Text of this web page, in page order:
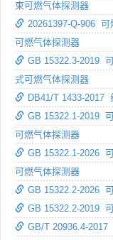
束可燃气体探测器
20261397-Q-906
可燃气体探测器
GB 15322.3-2019
式可燃气体探测器
DB41/T 1433-2017
GB 15322.1-2019
可燃气体探测器
GB 15322.1-2026
可燃气体探测器
GB 15322.2-2026
GB 15322.2-2019
GB/T 20936.4-2017